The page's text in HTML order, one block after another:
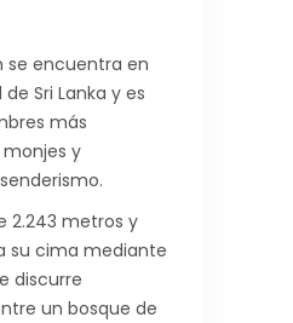
se encuentra en
Sri Lanka y es
más
y
2.243 metros y
su cima mediante
discurre
un bosque de